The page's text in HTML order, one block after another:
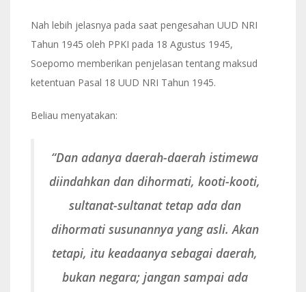
Nah lebih jelasnya pada saat pengesahan UUD NRI
Tahun 1945 oleh PPKI pada 18 Agustus 1945,
Soepomo memberikan penjelasan tentang maksud
ketentuan Pasal 18 UUD NRI Tahun 1945.
Beliau menyatakan:
“Dan adanya daerah-daerah istimewa
diindahkan dan dihormati, kooti-kooti,
sultanat-sultanat tetap ada dan
dihormati susunannya yang asli. Akan
tetapi, itu keadaanya sebagai daerah,
bukan negara; jangan sampai ada